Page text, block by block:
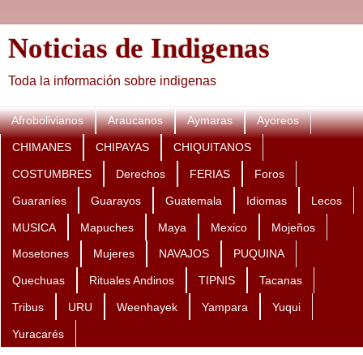
Noticias de Indigenas
Toda la información sobre indigenas
Afrobolivianos Araucanos Aymaras Ayoreos
CHIMANES CHIPAYAS CHIQUITANOS
COSTUMBRES Derechos FERIAS Foros
Guaraníes Guarayos Guatemala Idiomas Lecos
MUSICA Mapuches Maya Mexico Mojeños
Mosetones Mujeres NAVAJOS PUQUINA
Quechuas Rituales Andinos TIPNIS Tacanas
Tribus URU Weenhayek Yampara Yuqui
Yuracarés